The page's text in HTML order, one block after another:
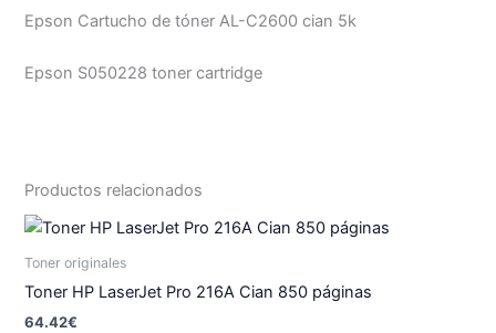
Epson Cartucho de tóner AL-C2600 cian 5k
Epson S050228 toner cartridge
Productos relacionados
Toner originales
Toner HP LaserJet Pro 216A Cian 850 páginas
64.42€